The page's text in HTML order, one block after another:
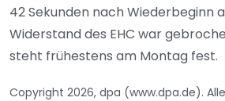
42 Sekunden nach Wiederbeginn
Widerstand des EHC war
steht frühestens am Montag fest.
Copyright 2026, dpa (www.dpa.de).